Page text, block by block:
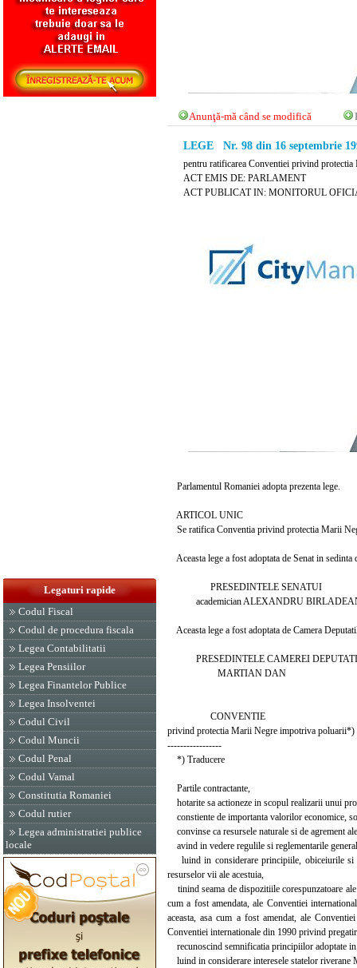
Legaturi rapide
Codul Fiscal
Codul de procedura fiscala
Legea Contabilitatii
Legea Pensiilor
Legea Finantelor Publice
Legea Insolventei
Codul Civil
Codul Muncii
Codul Penal
Codul Vamal
Constitutia Romaniei
Codul rutier
Legea administratiei publice
locale
Anunţă-mă când se modifică
LEGE Nr. 98 din 16 septembrie
pentru ratificarea Conventiei privind
ACT EMIS DE: PARLAMENT
ACT PUBLICAT IN: MONITORUL
Parlamentul Romaniei adopta prezenta lege.
ARTICOL UNIC
Se ratifica Conventia privind protectia Marii
Aceasta lege a fost adoptata de Senat in
PRESEDINTELE SENATUI
academician ALEXANDRU
Aceasta lege a fost adoptata de Camera
PRESEDINTELE CAMEREI
MARTIAN DAN
CONVENTIE
privind protectia Marii Negre impotriva poluarii*)
-----------------
*) Traducere
Partile contractante,
hotarite sa actioneze in scopul realizarii unui
constiente de importanta valorilor economice,
convinse ca resursele naturale si de agrement
avind in vedere regulile si reglementarile
luind in considerare principiile, obiceiurile si
resurselor vii ale acestuia,
tinind seama de dispozitiile corespunzatoare
cum a fost amendata, ale Conventiei
aceasta, asa cum a fost amendat, ale
Conventiei internationale din 1990 privind
recunoscind semnificatia principiilor adoptate
luind in considerare interesele statelor riverane